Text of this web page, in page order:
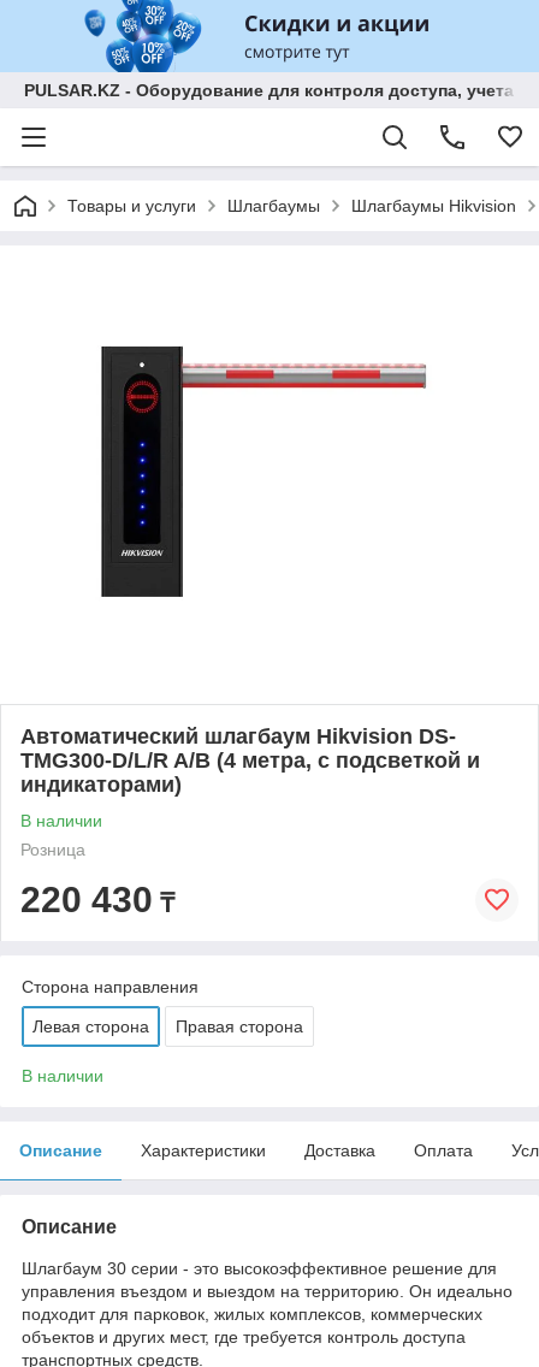
PULSAR.KZ - Оборудование для контроля доступа, учета
Товары и услуги Шлагбаумы Шлагбаумы Hikvision
Автоматический шлагбаум Hikvision DS-
TMG300-D/L/R A/B (4 метра, с подсветкой и
индикаторами)
В наличии
Розница
220 430 ₸
Сторона направления
Левая сторона Правая сторона
В наличии
Описание Характеристики Доставка Оплата
Описание
Шлагбаум 30 серии - это высокоэффективное решение для
управления въездом и выездом на территорию. Он идеально
подходит для парковок, жилых комплексов, коммерческих
объектов и других мест, где требуется контроль доступа
транспортных средств.